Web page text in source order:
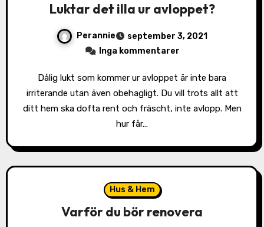
Luktar det illa ur avloppet?
Perannie
september 3, 2021
Inga kommentarer
Dålig lukt som kommer ur avloppet är inte bara
irriterande utan även obehagligt. Du vill trots allt att
ditt hem ska dofta rent och fräscht, inte avlopp. Men
hur får…
Hus & Hem
Varför du bör renovera